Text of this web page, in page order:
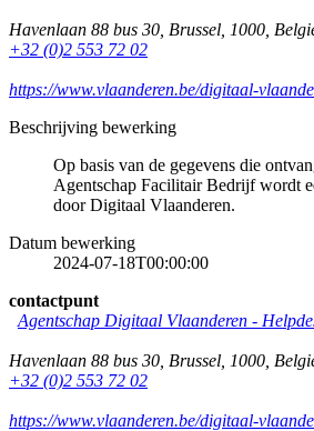
Havenlaan 88 bus 30 Brussel 1000
+32 (0)2 553 72 02
https://www.vlaanderen.be/digitaal-
Beschrijving bewerking
Op basis van de gegevens die
Agentschap Facilitair Bedrijf wordt
door Digitaal Vlaanderen.
Datum bewerking
2024-07-18T00:00:00
contactpunt
Agentschap Digitaal Vlaanderen -
Havenlaan 88 bus 30 Brussel 1000
+32 (0)2 553 72 02
https://www.vlaanderen.be/digitaal-